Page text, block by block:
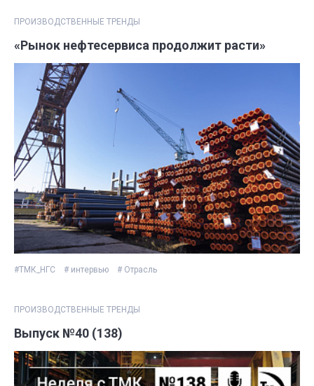
ПРОИЗВОДСТВЕННЫЕ ТРЕНДЫ
«Рынок нефтесервиса продолжит расти»
#ТМК_НГС # интервью # Отрасль
ПРОИЗВОДСТВЕННЫЕ ТРЕНДЫ
Выпуск №40 (138)